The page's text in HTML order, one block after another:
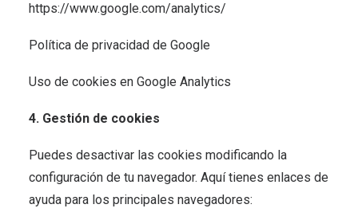
https://www.google.com/analytics/
Política de privacidad de Google
Uso de cookies en Google Analytics
4. Gestión de cookies
Puedes desactivar las cookies modificando la
configuración de tu navegador. Aquí tienes enlaces de
ayuda para los principales navegadores: